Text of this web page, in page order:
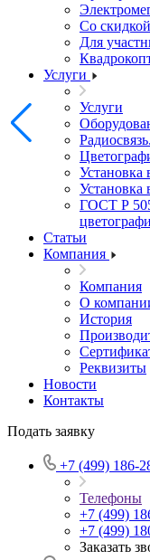
Со
Для
Услуги
Услуги
Установка
Установка
ГОСТ Р
Статьи
Компания
Компания
О
История
Реквизиты
Новости
Контакты
Подать заявку
+7 (499) 186-
Телефоны
+7 (499)
+7 (499)
Заказать